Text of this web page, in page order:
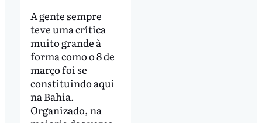
A gente sempre
teve uma crítica
muito grande à
forma como o 8 de
março foi se
constituindo aqui
na Bahia.
Organizado, na